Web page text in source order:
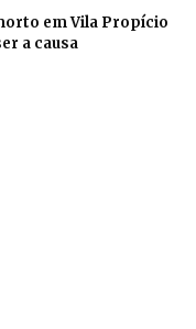
em Vila Propício
a causa